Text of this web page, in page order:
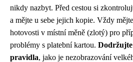
nikdy nazbyt. Před cestou si
a mějte u sebe jejich kopie. Vždy
hotovosti v místní měně (zlotý) pro
problémy s platební kartou.
pravidla, jako je nezobrazování